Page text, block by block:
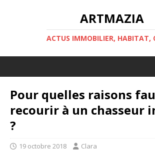
ARTMAZIA
ACTUS IMMOBILIER, HABITAT,
Pour quelles raisons
recourir à un chasseur
?
19 octobre 2018 Clara